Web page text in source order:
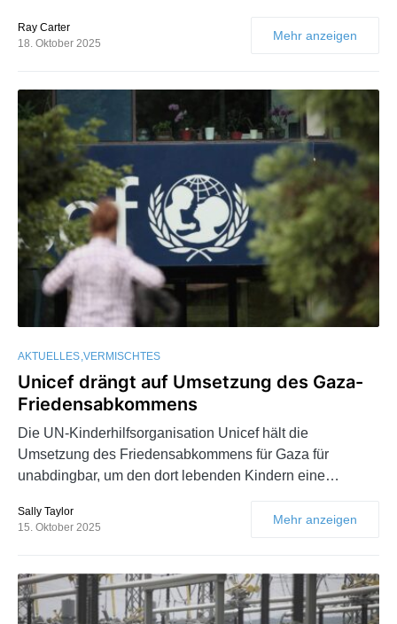
Ray Carter
18. Oktober 2025
Mehr anzeigen
AKTUELLES VERMISCHTES
Unicef drängt auf Umsetzung des Gaza-
Friedensabkommens
Die UN-Kinderhilfsorganisation Unicef hält die
Umsetzung des Friedensabkommens für Gaza für
unabdingbar, um den dort lebenden Kindern eine…
Sally Taylor
15. Oktober 2025
Mehr anzeigen